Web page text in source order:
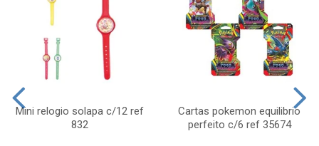
Mini relogio solapa c/12 ref
832
Cartas pokemon equilibrio
perfeito c/6 ref 35674